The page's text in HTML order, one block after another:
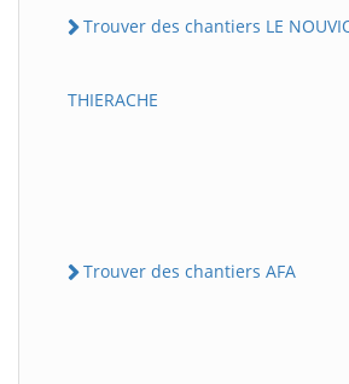
Trouver des chantiers LE
THIERACHE
Trouver des chantiers AFA